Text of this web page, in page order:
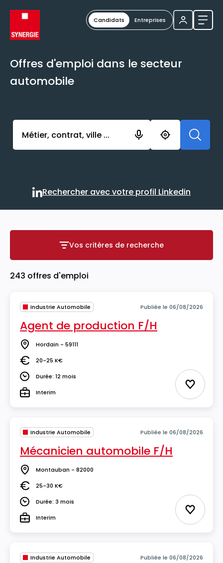
Candidats Entreprises
Offres d'emploi dans le secteur
automobile
Activer l’élément pour lancer l’enregistrement.
Rechercher avec votre
Rechercher avec votre profil Linkedin
Vos critères de recherche
Vos critères de recherche
243 offres d'emploi
Industrie Automobile Publiée le 06/08/2026
Agent de production F/H
Lieu Hordain - 59111
Salaire20-25 K€
DuréeDurée: 12 mois
TypeInterim Ajouter
Industrie Automobile Publiée le 06/08/2026
Mécanicien automobile F/H
Lieu Montauban - 82000
Salaire25-30 K€
DuréeDurée: 3 mois
TypeInterim Ajouter
Industrie Automobile Publiée le 06/08/2026